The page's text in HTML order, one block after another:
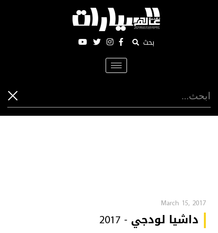
بحث
Toggle
navigation
March 15, 2017
داشيا لودجي - 2017